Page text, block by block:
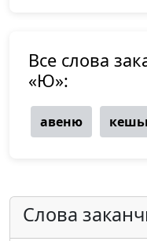
Все слова
«Ю»:
авеню
Слова